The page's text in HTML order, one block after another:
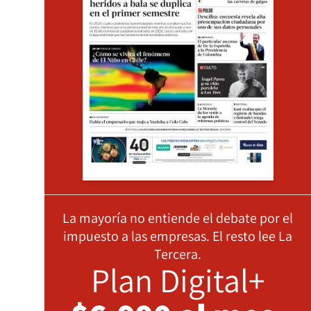
La mayoría no entiende el debate por el
impuesto a las empresas. El resto lee La
Tercera.
Plan Digital+